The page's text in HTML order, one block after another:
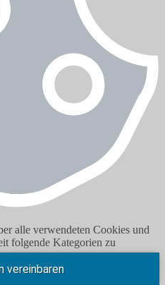
alle verwendeten Cookies und
folgende Kategorien zu
vereinbaren